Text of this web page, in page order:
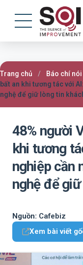
Trang chủ / Báo chí
bất an khi tương tác với
nghệ để giữ lòng tin
48% người
khi tương
nghiệp cần
nghệ để
Nguồn: Cafebiz
Xem bài viết